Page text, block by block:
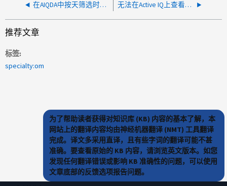
在AIQDA中按天筛选时、无法查看性能 无法在Active IQ上查看性能归档
推荐文章
标签
specialty:om
为了帮助读者获得对知识库 (KB) 内容的基本了解，本
网站上的翻译内容均由神经机器翻译 (NMT) 工具翻译
完成。译文多采用直译，且有些字词的翻译可能不甚
准确。要查看原始的 KB 内容，请浏览英文版本。如您
发现任何翻译错误或影响 KB 准确性的问题，可以使用
文章底部的反馈选项报告问题。